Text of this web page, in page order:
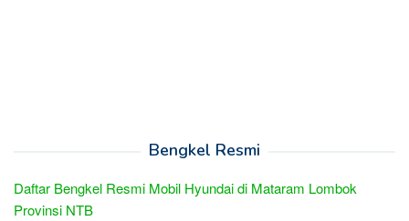
Bengkel Resmi
Daftar Bengkel Resmi Mobil Hyundai di Mataram Lombok
Provinsi NTB